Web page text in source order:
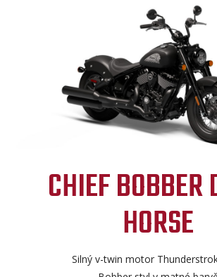
CHIEF BOBBER
HORSE
Silný v-twin motor